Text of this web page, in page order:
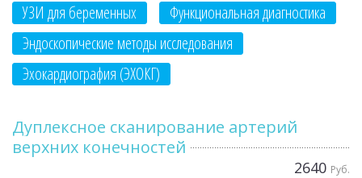
УЗИ для беременных
Функциональная диагностика
Эндоскопические методы исследования
Эхокардиография (ЭХОКГ)
Дуплексное сканирование артерий
верхних конечностей
2640 Руб.